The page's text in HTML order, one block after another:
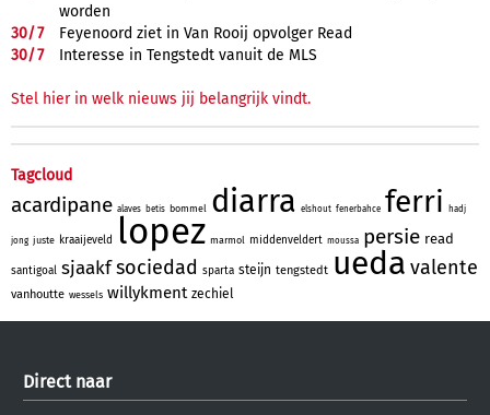
worden
30/7
Feyenoord ziet in Van Rooij opvolger Read
30/7 Interesse in Tengstedt vanuit de MLS
Stel hier in welk nieuws jij belangrijk vindt.
Tagcloud
acardipane alaves betis bommel diarra elshout fenerbahce ferri hadj
jong juste kraaijeveld lopez marmol middenveldert moussa persie read
santigoal sjaakfsociedad sparta steijn tengstedt ueda valente
vanhoutte wessels willykment zechiel
Direct naar